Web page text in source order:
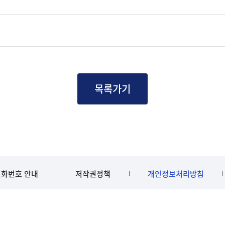
목록가기
번호 안내 저작권정책 개인정보처리방침